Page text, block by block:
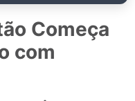
Começa
com